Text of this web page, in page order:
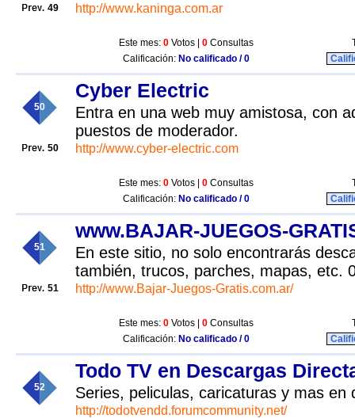
49 http://www.kaninga.com.ar
Este mes: 0 Votos | 0 Consultas
Calificación: No calificado / 0
50
50
Cyber Electric
Entra en una web muy amistosa, con
puestos de moderador.
http://www.cyber-electric.com
Este mes: 0 Votos | 0 Consultas
Calificación: No calificado / 0
51
51
www.BAJAR-JUEGOS-
En este sitio, no solo encontrarás
también, trucos, parches, mapas, etc.
http://www.Bajar-Juegos-Gratis.com.ar/
Este mes: 0 Votos | 0 Consultas
Calificación: No calificado / 0
52
Todo TV en Descargas
Series, peliculas, caricaturas y mas en
http://todotvendd.forumcommunity.net/